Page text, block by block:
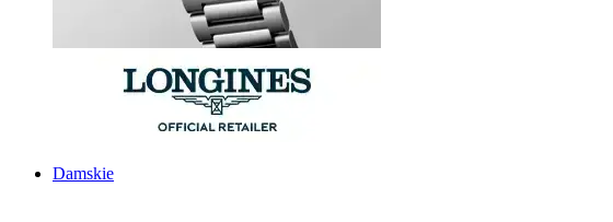
Damskie